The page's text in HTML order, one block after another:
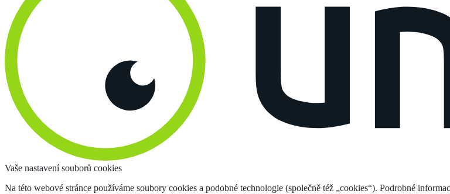
Vaše nastavení souborů cookies
Na této webové stránce používáme soubory cookies a podobné technologie (společně též „cookies“). Podrobné